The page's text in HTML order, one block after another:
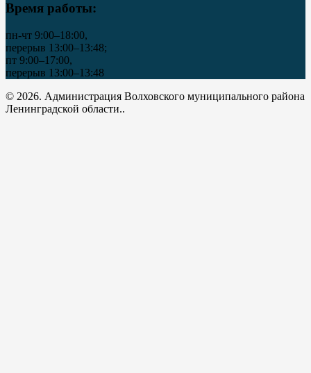
Время работы:
пн-чт 9:00–18:00,
перерыв 13:00–13:48;
пт 9:00–17:00,
перерыв 13:00–13:48
© 2026. Администрация Волховского муниципального района
Ленинградской области..